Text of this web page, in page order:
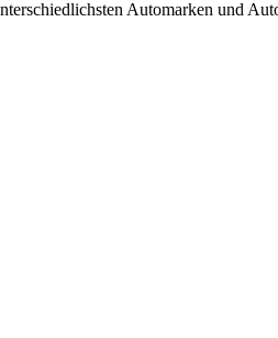
Automarken und